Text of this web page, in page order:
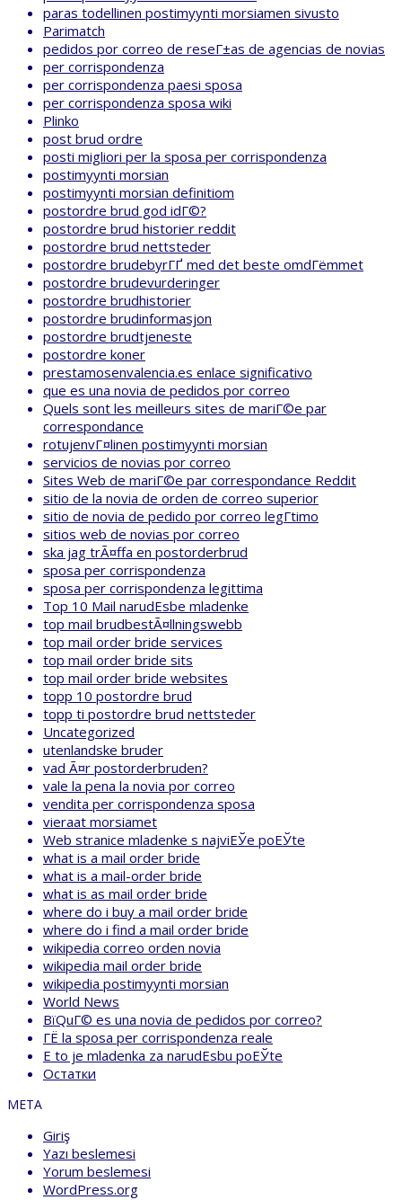
paras todellinen postimyynti morsiamen sivusto
Parimatch
pedidos por correo de reseГ±as de agencias de novias
per corrispondenza
per corrispondenza paesi sposa
per corrispondenza sposa wiki
Plinko
post brud ordre
posti migliori per la sposa per corrispondenza
postimyynti morsian
postimyynti morsian definitiom
postordre brud god idГ©?
postordre brud historier reddit
postordre brud nettsteder
postordre brudebyrГҐ med det beste omdГёmmet
postordre brudevurderinger
postordre brudhistorier
postordre brudinformasjon
postordre brudtjeneste
postordre koner
prestamosenvalencia.es enlace significativo
que es una novia de pedidos por correo
Quels sont les meilleurs sites de mariГ©e par
correspondance
rotujenvГ¤linen postimyynti morsian
servicios de novias por correo
Sites Web de mariГ©e par correspondance Reddit
sitio de la novia de orden de correo superior
sitio de novia de pedido por correo legГ­timo
sitios web de novias por correo
ska jag trÃ¤ffa en postorderbrud
sposa per corrispondenza
sposa per corrispondenza legittima
Top 10 Mail narudЕѕbe mladenke
top mail brudbestÃ¤llningswebb
top mail order bride services
top mail order bride sits
top mail order bride websites
topp 10 postordre brud
topp ti postordre brud nettsteder
Uncategorized
utenlandske bruder
vad Ã¤r postorderbruden?
vale la pena la novia por correo
vendita per corrispondenza sposa
vieraat morsiamet
Web stranice mladenke s najviЕЎe poЕЎte
what is a mail order bride
what is a mail-order bride
what is as mail order bride
where do i buy a mail order bride
where do i find a mail order bride
wikipedia correo orden novia
wikipedia mail order bride
wikipedia postimyynti morsian
World News
ВїQuГ© es una novia de pedidos por correo?
ГЁ la sposa per corrispondenza reale
Е to je mladenka za narudЕѕbu poЕЎte
Остатки
META
Giriş
Yazı beslemesi
Yorum beslemesi
WordPress.org